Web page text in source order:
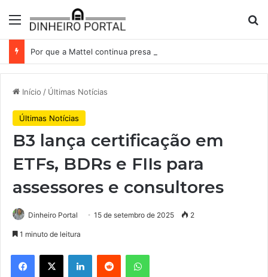
Menu
Início / Últimas Notícias
Últimas Notícias
B3 lança certificação em
ETFs, BDRs e FIIs para
assessores e consultores
Dinheiro Portal 15 de setembro de 2025 2
1 minuto de leitura
Facebook
X LinkedinReddit WhatsApp